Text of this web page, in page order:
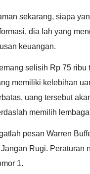
sekarang, siapa
dia lah yang
keuangan.
selisih Rp 75 ribu
memiliki kelebihan
uang tersebut
memilih
pesan Warren
Rugi. Peraturan
1.